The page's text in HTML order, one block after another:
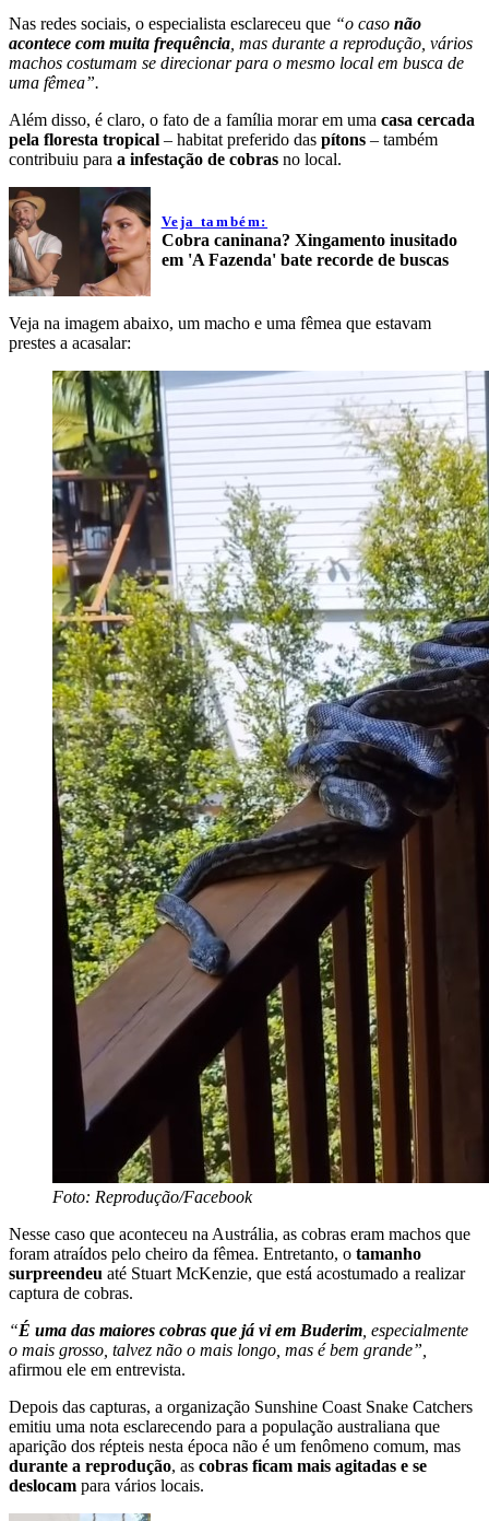
Nas redes sociais, o especialista esclareceu que “o caso não
acontece com muita frequência , mas durante a reprodução, vários
machos costumam se direcionar para o mesmo local em busca de
uma fêmea”.
Além disso, é claro, o fato de a família morar em uma casa cercada
pela floresta tropical – habitat preferido das pítons – também
contribuiu para a infestação de cobras no local.
Veja também:
Cobra caninana? Xingamento inusitado
em 'A Fazenda' bate recorde de buscas
Veja na imagem abaixo, um macho e uma fêmea que estavam
prestes a acasalar:
Foto: Reprodução/Facebook
Nesse caso que aconteceu na Austrália, as cobras eram machos que
foram atraídos pelo cheiro da fêmea. Entretanto, o tamanho
surpreendeu até Stuart McKenzie, que está acostumado a realizar
captura de cobras.
“É uma das maiores cobras que já vi em Buderim , especialmente
o mais grosso, talvez não o mais longo, mas é bem grande”,
afirmou ele em entrevista.
Depois das capturas, a organização Sunshine Coast Snake Catchers
emitiu uma nota esclarecendo para a população australiana que
aparição dos répteis nesta época não é um fenômeno comum, mas
durante a reprodução, as cobras ficam mais agitadas e se
deslocam para vários locais.